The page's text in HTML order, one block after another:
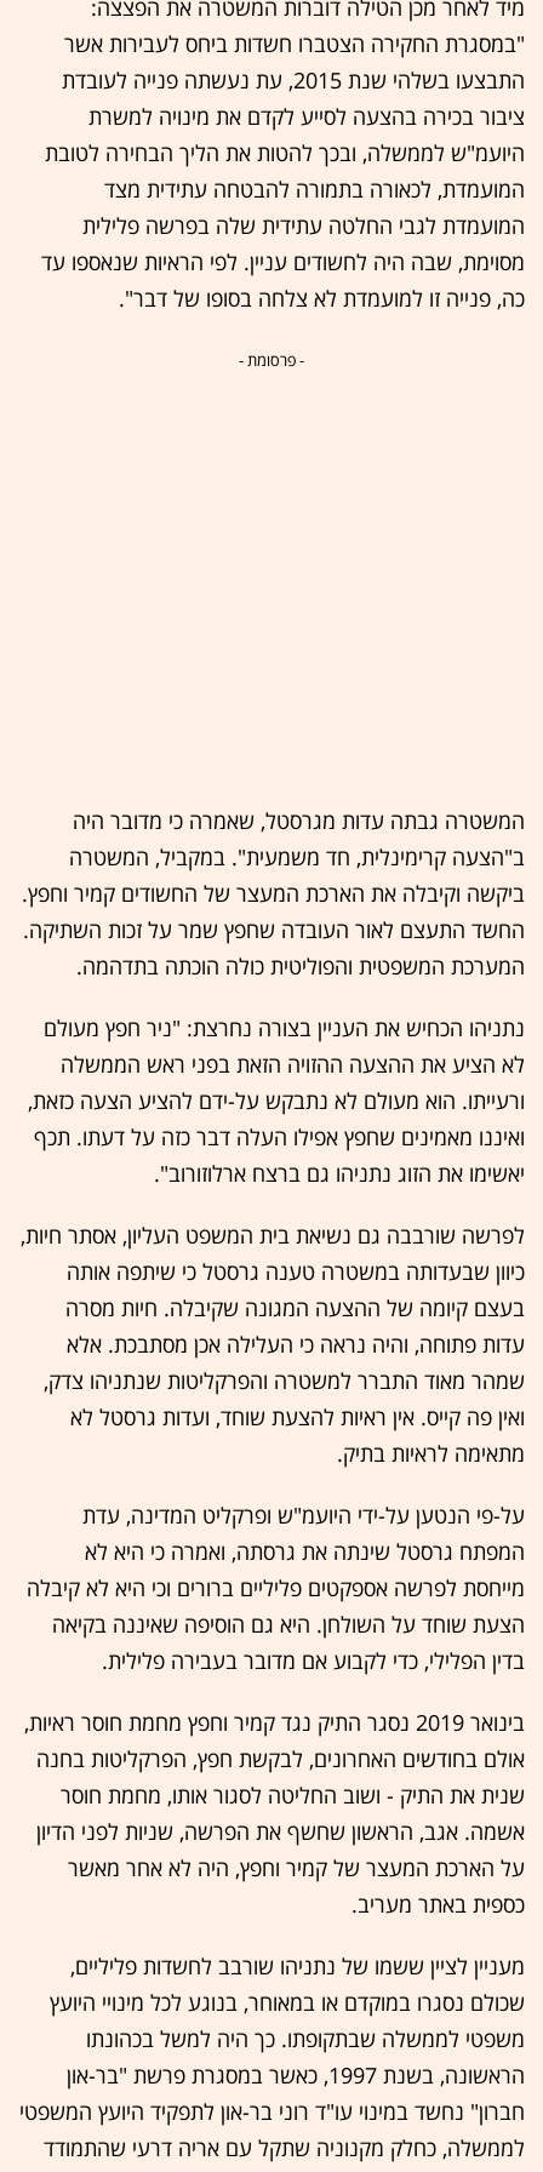
מיד לאחר מכן הטילה דוברות המשטרה את הפצצה:
"במסגרת החקירה הצטברו חשדות ביחס לעבירות אשר
התבצעו בשלהי שנת 2015, עת נעשתה פנייה לעובדת
ציבור בכירה בהצעה לסייע לקדם את מינויה למשרת
היועמ"ש לממשלה, ובכך להטות את הליך הבחירה לטובת
המועמדת, לכאורה בתמורה להבטחה עתידית מצד
המועמדת לגבי החלטה עתידית שלה בפרשה פלילית
מסוימת, שבה היה לחשודים עניין. לפי הראיות שנאספו עד
כה, פנייה זו למועמדת לא צלחה בסופו של דבר".
- פרסומת -
המשטרה גבתה עדות מגרסטל, שאמרה כי מדובר היה
ב"הצעה קרימינלית, חד משמעית". במקביל, המשטרה
ביקשה וקיבלה את הארכת המעצר של החשודים קמיר וחפץ.
החשד התעצם לאור העובדה שחפץ שמר על זכות השתיקה.
המערכת המשפטית והפוליטית כולה הוכתה בתדהמה.
נתניהו הכחיש את העניין בצורה נחרצת: "ניר חפץ מעולם
לא הציע את ההצעה ההזויה הזאת בפני ראש הממשלה
ורעייתו. הוא מעולם לא נתבקש על-ידם להציע הצעה כזאת,
ואיננו מאמינים שחפץ אפילו העלה דבר כזה על דעתו. תכף
יאשימו את הזוג נתניהו גם ברצח ארלוזורוב".
לפרשה שורבבה גם נשיאת בית המשפט העליון, אסתר חיות,
כיוון שבעדותה במשטרה טענה גרסטל כי שיתפה אותה
בעצם קיומה של ההצעה המגונה שקיבלה. חיות מסרה
עדות פתוחה, והיה נראה כי העלילה אכן מסתבכת. אלא
שמהר מאוד התברר למשטרה והפרקליטות שנתניהו צדק,
ואין פה קייס. אין ראיות להצעת שוחד, ועדות גרסטל לא
מתאימה לראיות בתיק.
על-פי הנטען על-ידי היועמ"ש ופרקליט המדינה, עדת
המפתח גרסטל שינתה את גרסתה, ואמרה כי היא לא
מייחסת לפרשה אספקטים פליליים ברורים וכי היא לא קיבלה
הצעת שוחד על השולחן. היא גם הוסיפה שאיננה בקיאה
בדין הפלילי, כדי לקבוע אם מדובר בעבירה פלילית.
בינואר 2019 נסגר התיק נגד קמיר וחפץ מחמת חוסר ראיות,
אולם בחודשים האחרונים, לבקשת חפץ, הפרקליטות בחנה
שנית את התיק - ושוב החליטה לסגור אותו, מחמת חוסר
אשמה. אגב, הראשון שחשף את הפרשה, שניות לפני הדיון
על הארכת המעצר של קמיר וחפץ, היה לא אחר מאשר
כספית באתר מעריב.
מעניין לציין ששמו של נתניהו שורבב לחשדות פליליים,
שכולם נסגרו במוקדם או במאוחר, בנוגע לכל מינויי היועץ
משפטי לממשלה שבתקופתו. כך היה למשל בכהונתו
הראשונה, בשנת 1997, כאשר במסגרת פרשת "בר-און
חברון" נחשד במינוי עו"ד רוני בר-און לתפקיד היועץ המשפטי
לממשלה, כחלק מקנוניה שתקל עם אריה דרעי שהתמודד